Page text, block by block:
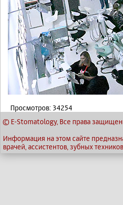
Просмотров: 34254
© E-Stomatology, Все права
Информация на этом сайте
врачей, ассистентов, зубных